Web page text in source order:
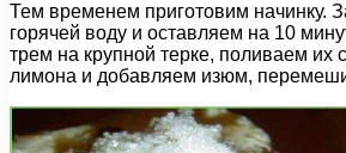
Тем временем приготовим начинку.
горячей воду и оставляем на 10
трем на крупной терке, поливаем их
лимона и добавляем изюм,